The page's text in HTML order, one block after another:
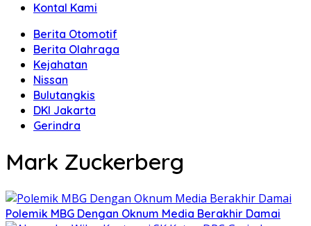
Kontal Kami
Berita Otomotif
Berita Olahraga
Kejahatan
Nissan
Bulutangkis
DKI Jakarta
Gerindra
Mark Zuckerberg
Polemik MBG Dengan Oknum Media Berakhir Damai